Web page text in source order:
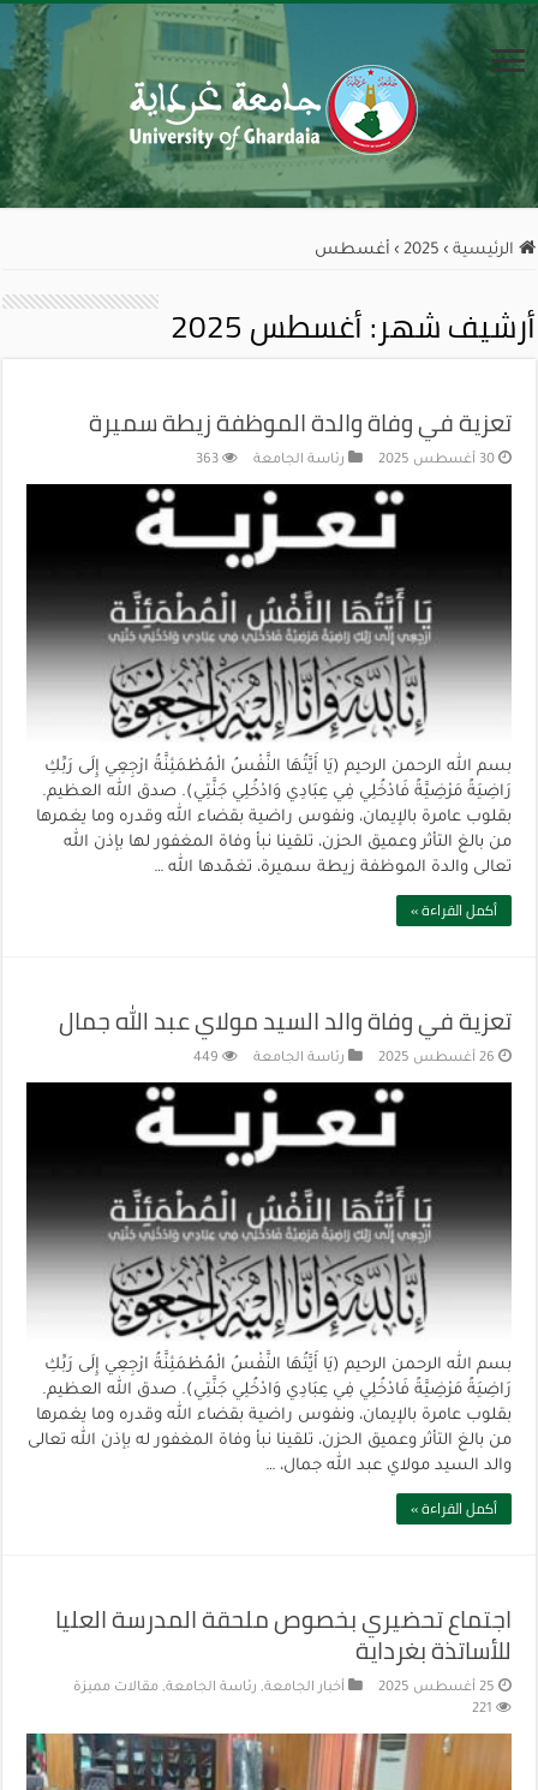
الرئيسية ›
2025
› أغسطس
أرشيف شهر:أغسطس 2025
تعزية في وفاة والدة الموظفة زيطة سميرة
30 أغسطس 2025 رئاسة الجامعة 363
بسم الله الرحمن الرحيم (يَا أَيَّتُهَا النَّفْسُ الْمُطْمَئِنَّةُ ارْجِعِي إِلَى رَبِّكِ
رَاضِيَةً مَرْضِيَّةً فَادْخُلِي فِي عِبَادِي وَادْخُلِي جَنَّتِي). صدق الله العظيم.
بقلوب عامرة بالإيمان، ونفوس راضية بقضاء الله وقدره وما يغمرها
من بالغ التأثر وعميق الحزن، تلقينا نبأ وفاة المغفور لها بإذن الله
تعالى والدة الموظفة زيطة سميرة، تغمّدها الله …
أكمل القراءة »
تعزية في وفاة والد السيد مولاي عبد الله جمال
26 أغسطس 2025 رئاسة الجامعة 449
بسم الله الرحمن الرحيم (يَا أَيَّتُهَا النَّفْسُ الْمُطْمَئِنَّةُ ارْجِعِي إِلَى رَبِّكِ
رَاضِيَةً مَرْضِيَّةً فَادْخُلِي فِي عِبَادِي وَادْخُلِي جَنَّتِي). صدق الله العظيم.
بقلوب عامرة بالإيمان، ونفوس راضية بقضاء الله وقدره وما يغمرها
من بالغ التأثر وعميق الحزن، تلقينا نبأ وفاة المغفور له بإذن الله تعالى
والد السيد مولاي عبد الله جمال، …
أكمل القراءة »
اجتماع تحضيري بخصوص ملحقة المدرسة العليا
للأساتذة بغرداية
25 أغسطس 2025 أخبار الجامعة, رئاسة الجامعة, مقالات مميزة
221